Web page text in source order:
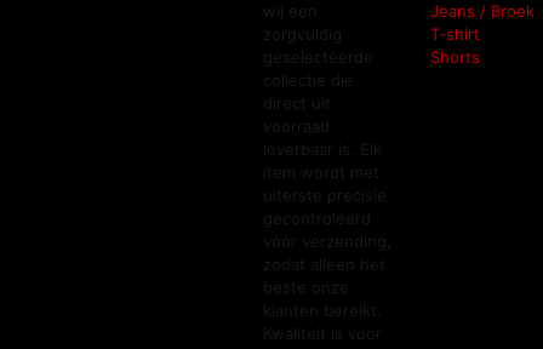
wij een
zorgvuldig
geselecteerde
collectie die
direct uit
voorraad
leverbaar is. Elk
item wordt met
uiterste precisie
gecontroleerd
vóór verzending,
zodat alleen het
beste onze
klanten bereikt.
Kwaliteit is voor
Jeans / Broek
T-shirt
Shorts